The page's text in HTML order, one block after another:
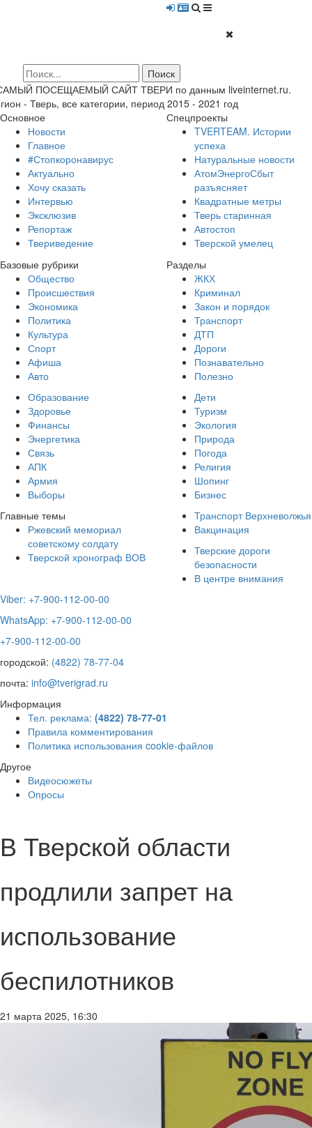
ПОСЕЩАЕМЫЙ САЙТ ТВЕРИ по данным liveinternet.ru.
- Тверь, все категории, период 2015 - 2021 год
Основное
Новости
Главное
#Стопкоронавирус
Актуально
Хочу сказать
Интервью
Эксклюзив
Репортаж
Твериведение
Спецпроекты
TVERTEAM. Истории
успеха
Натуральные новости
АтомЭнергоСбыт
разъясняет
Квадратные метры
Тверь старинная
Автостоп
Тверской умелец
Базовые рубрики
Общество
Происшествия
Экономика
Политика
Культура
Спорт
Афиша
Авто
Разделы
ЖКХ
Криминал
Закон и порядок
Транспорт
ДТП
Дороги
Познавательно
Полезно
Образование
Здоровье
Финансы
Энергетика
Связь
АПК
Армия
Выборы
Дети
Туризм
Экология
Природа
Погода
Религия
Шопинг
Бизнес
Главные темы
Ржевский мемориал
советскому солдату
Тверской хронограф ВОВ
Транспорт Верхневолжья
Вакцинация
Тверские дороги
безопасности
В центре внимания
Viber: +7-900-112-00-00
WhatsApp: +7-900-112-00-00
+7-900-112-00-00
городской: (4822) 78-77-04
почта: info@tverigrad.ru
Информация
Тел. реклама: (4822) 78-77-01
Правила комментирования
Политика использования cookie-файлов
Другое
Видеосюжеты
Опросы
В Тверской области
продлили запрет на
использование
беспилотников
21 марта 2025, 16:30